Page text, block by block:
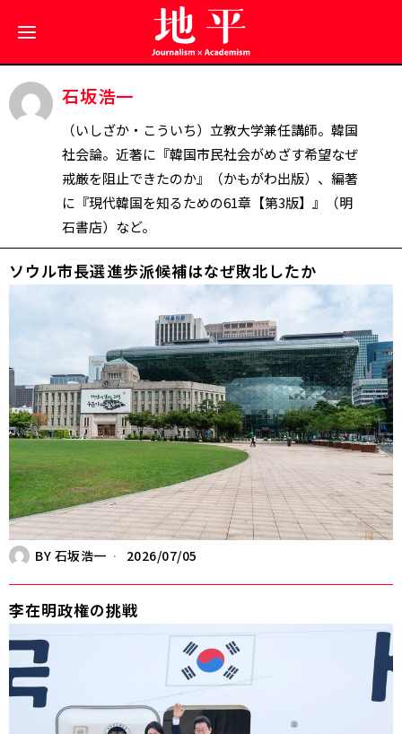
石坂浩一
（いしざか・こういち）立教大学兼任講師。韓国
社会論。近著に『韓国市民社会がめざす希望――なぜ
戒厳を阻止できたのか』（かもがわ出版）、編著
に『現代韓国を知るための61章【第3版】』（明
石書店）など。
ソウル市長選――進歩派候補はなぜ敗北したか
BY 石坂浩一 2026/07/05
李在明政権の挑戦